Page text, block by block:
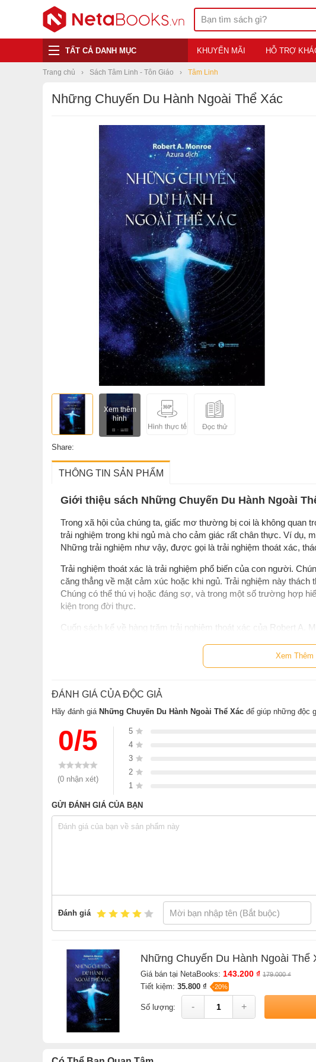
TẤT CẢ DANH MỤC KHUYẾN MÃI HỖ TRỢ
Trang chủ Sách Tâm Linh - Tôn Giáo Tâm Linh
Những Chuyến Du Hành Ngoài Thể Xác
Xem thêm
hình
Share:
THÔNG TIN SẢN PHẨM
Giới thiệu sách Những Chuyến Du Hành Ngoài
Trong xã hội của chúng ta, giấc mơ thường bị coi là không quan
trải nghiệm trong khi ngủ mà cho cảm giác rất chân thực. Ví dụ,
Những trải nghiệm như vậy, được gọi là trải nghiệm thoát xác,
Trải nghiệm thoát xác là trải nghiệm phổ biến của con người.
căng thẳng về mặt cảm xúc hoặc khi ngủ. Trải nghiệm này
Chúng có thể thú vị hoặc đáng sợ, và trong một số trường hợp
kiện trong đời thực.
Cuốn sách kể về hàng trăm trải nghiệm thoát xác của Robert A.
Lời tựa
Dẫn nhập
Không phải cú chạm nhẹ của cây đũa phép
Tìm hiểu và nghiên cứu
Về bằng chứng
Vùng “Ở đây-Bây giờ”
Vô hạn, vĩnh hằng
Hình ảnh ngược
Những động vật thông minh
Quà tặng hay gánh nặng?
Cơ thể thứ hai
Tâm thức và siêu thức
Tình dục trong Trại thái thứ hai
Các bài luyện tập chuẩn bị
Quá trình phân tách
Xem Thêm
ĐÁNH GIÁ CỦA ĐỘC GIẢ
Hãy đánh giá Những Chuyến Du Hành Ngoài Thể Xác để giúp những độc
0/5
(0 nhận xét)
5
4
3
2
1
GỬI ĐÁNH GIÁ CỦA BẠN
Đánh giá
Những Chuyến Du Hành Ngoài Thể
Giá bán tại NetaBooks: 143.200 ₫ 179.000 ₫
Tiết kiệm: 35.800 ₫ -20%
Số lượng: - +